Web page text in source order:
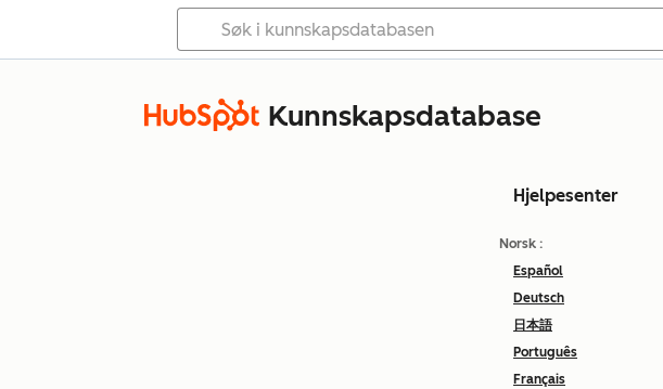
Kunnskapsdatabase
Hjelpesenter
Norsk :
Español
Deutsch
日本語
Português
Français